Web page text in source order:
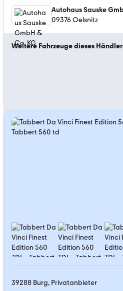
Autohaus Sauske
09376 Oelsnitz
Weitere Fahrzeuge dieses
39288 Burg, Privatanbieter